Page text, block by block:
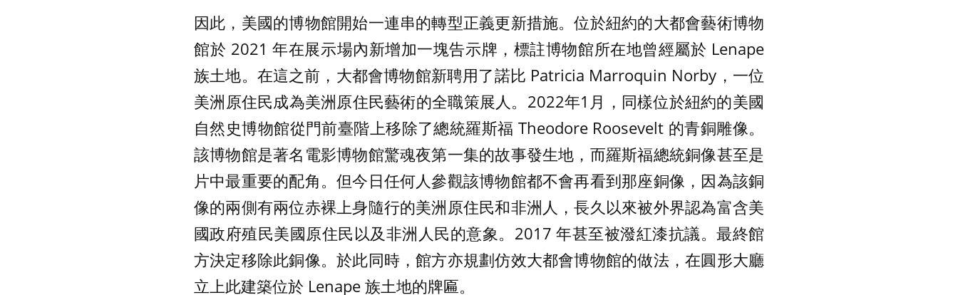
因此，美國的博物館開始一連串的轉型正義更新措施。位於紐約的大都會藝術博物
館於 2021 年在展示場內新增加一塊告示牌，標註博物館所在地曾經屬於 Lenape
族土地。在這之前，大都會博物館新聘用了諾比 Patricia Marroquin Norby，一位
美洲原住民成為美洲原住民藝術的全職策展人。2022年1月，同樣位於紐約的美國
自然史博物館從門前臺階上移除了總統羅斯福 Theodore Roosevelt 的青銅雕像。
該博物館是著名電影博物館驚魂夜第一集的故事發生地，而羅斯福總統銅像甚至是
片中最重要的配角。但今日任何人參觀該博物館都不會再看到那座銅像，因為該銅
像的兩側有兩位赤裸上身隨行的美洲原住民和非洲人，長久以來被外界認為富含美
國政府殖民美國原住民以及非洲人民的意象。2017 年甚至被潑紅漆抗議。最終館
方決定移除此銅像。於此同時，館方亦規劃仿效大都會博物館的做法，在圓形大廳
立上此建築位於 Lenape 族土地的牌匾。